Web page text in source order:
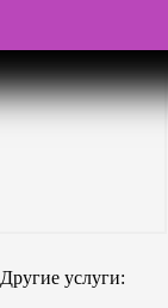
Другие услуги: